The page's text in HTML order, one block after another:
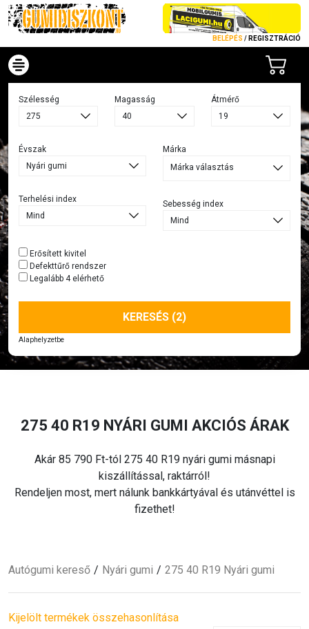
BELÉPÉS / REGISZTRÁCIÓ
Szélesség Magasság Átmérő
Évszak
Terhelési index
Márka
Márka választás
Sebesség index
Erősített kivitel
Defekttűrő rendszer
Legalább 4 elérhető
KERESÉS (2)
Alaphelyzetbe
275 40 R19 NYÁRI GUMI AKCIÓS ÁRAK
Akár 85 790 Ft-tól 275 40 R19 nyári gumi másnapi
kiszállítással, raktárról!
Rendeljen most, mert nálunk bankkártyával és utánvéttel is
fizethet!
Autógumi kereső Nyári gumi 275 40 R19 Nyári gumi
Kijelölt termékek összehasonlítása